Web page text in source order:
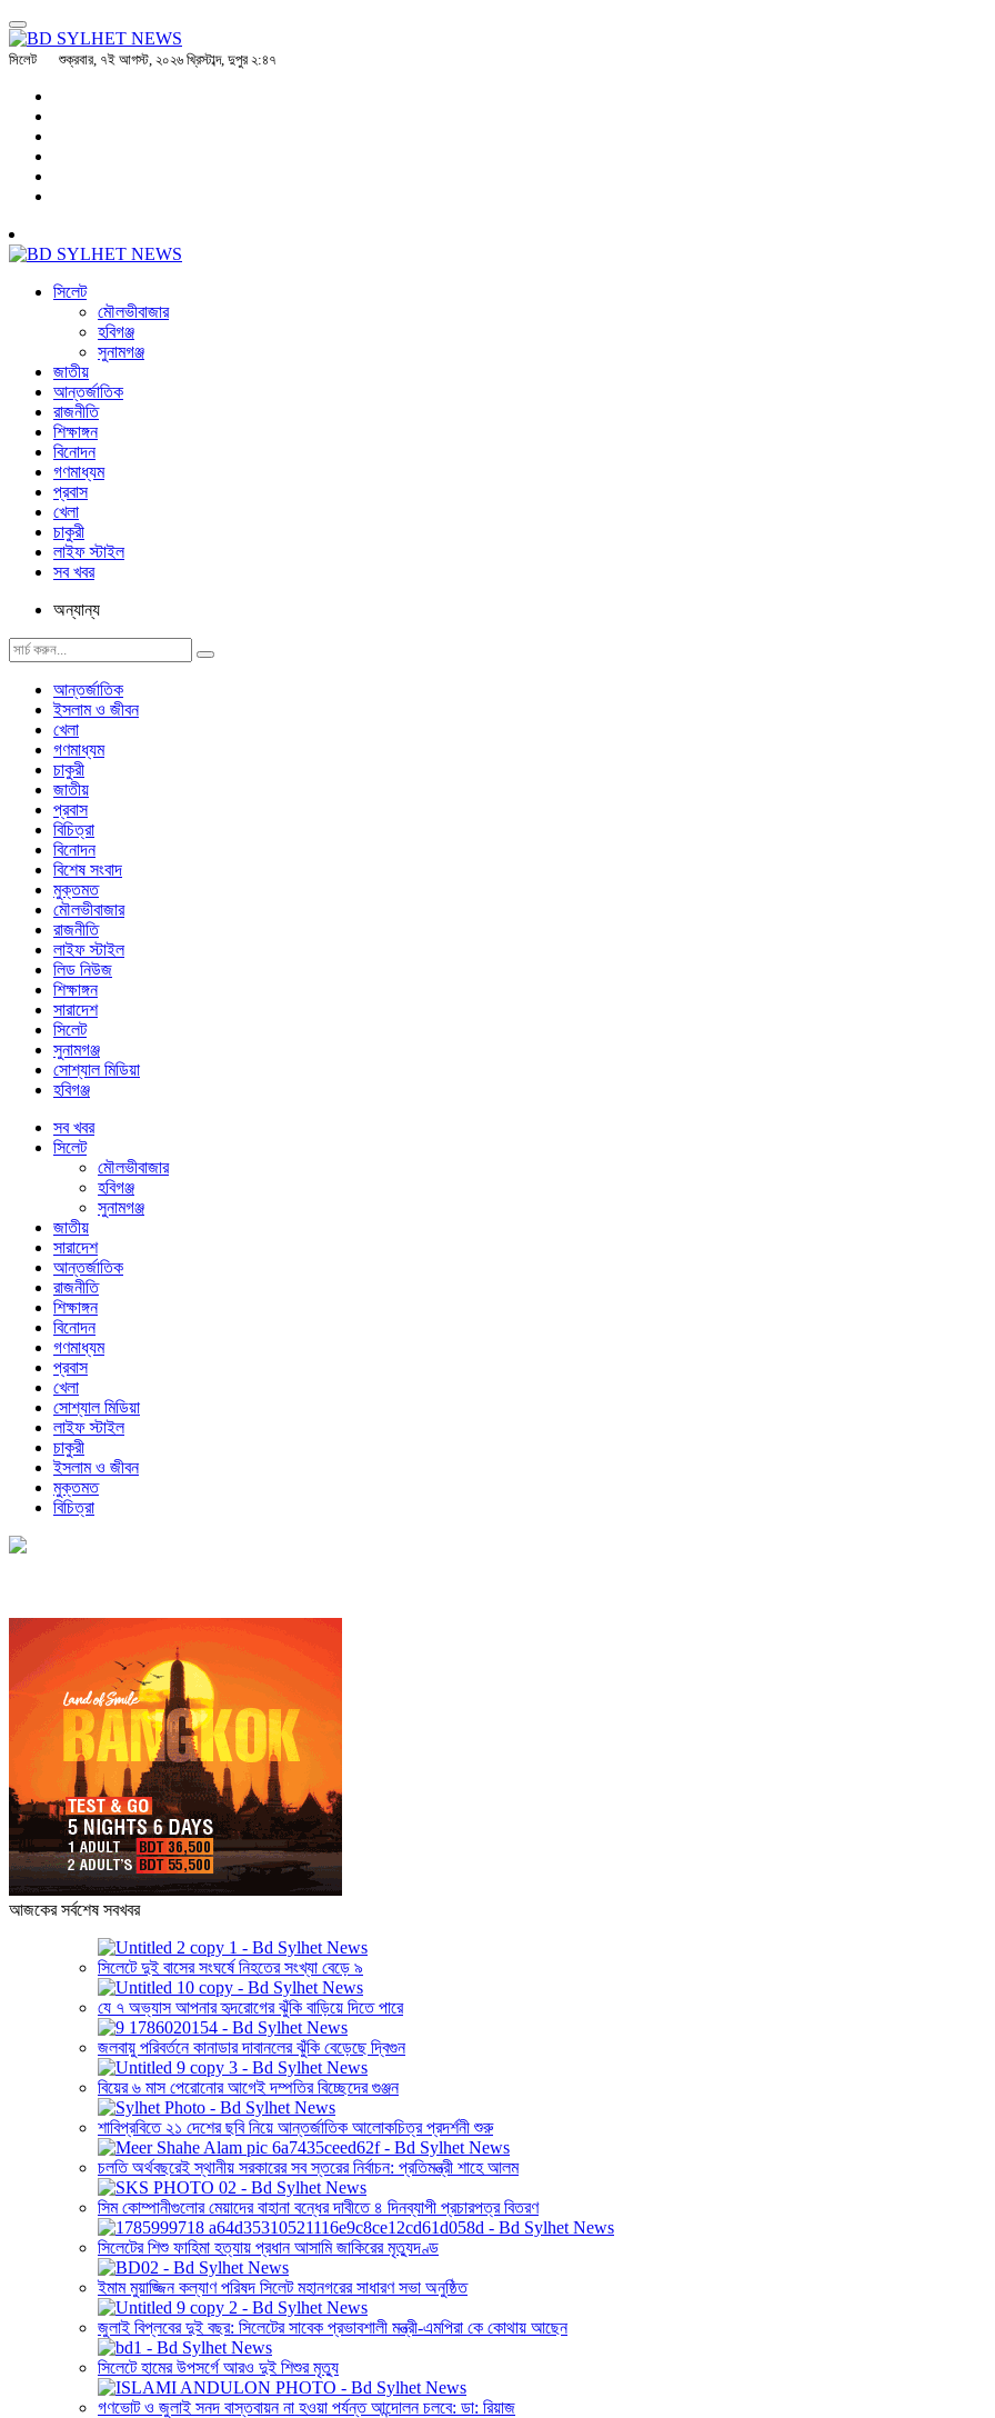
সিলেট শুক্রবার, ৭ই আগস্ট, ২০২৬ খ্রিস্টাব্দ, দুপুর ২:৪৭
সিলেট
মৌলভীবাজার
হবিগঞ্জ
সুনামগঞ্জ
জাতীয়
আন্তর্জাতিক
রাজনীতি
শিক্ষাঙ্গন
বিনোদন
গণমাধ্যম
প্রবাস
খেলা
চাকুরী
লাইফ স্টাইল
সব খবর
অন্যান্য
আন্তর্জাতিক
ইসলাম ও জীবন
খেলা
গণমাধ্যম
চাকুরী
জাতীয়
প্রবাস
বিচিত্রা
বিনোদন
বিশেষ সংবাদ
মুক্তমত
মৌলভীবাজার
রাজনীতি
লাইফ স্টাইল
লিড নিউজ
শিক্ষাঙ্গন
সারাদেশ
সিলেট
সুনামগঞ্জ
সোশ্যাল মিডিয়া
হবিগঞ্জ
সব খবর
সিলেট
মৌলভীবাজার
হবিগঞ্জ
সুনামগঞ্জ
জাতীয়
সারাদেশ
আন্তর্জাতিক
রাজনীতি
শিক্ষাঙ্গন
বিনোদন
গণমাধ্যম
প্রবাস
খেলা
সোশ্যাল মিডিয়া
লাইফ স্টাইল
চাকুরী
ইসলাম ও জীবন
মুক্তমত
বিচিত্রা
আজকের সর্বশেষ সবখবর
সিলেটে দুই বাসের সংঘর্ষে নিহতের সংখ্যা বেড়ে ৯
যে ৭ অভ্যাস আপনার হৃদরোগের ঝুঁকি বাড়িয়ে দিতে পারে
জলবায়ু পরিবর্তনে কানাডার দাবানলের ঝুঁকি বেড়েছে দ্বিগুন
বিয়ের ৬ মাস পেরোনোর আগেই দম্পতির বিচ্ছেদের গুঞ্জন
শাবিপ্রবিতে ২১ দেশের ছবি নিয়ে আন্তর্জাতিক আলোকচিত্র প্রদর্শনী শুরু
চলতি অর্থবছরেই স্থানীয় সরকারের সব স্তরের নির্বাচন: প্রতিমন্ত্রী শাহে আলম
সিম কোম্পানীগুলোর মেয়াদের বাহানা বন্ধের দাবীতে ৪ দিনব্যাপী প্রচারপত্র বিতরণ
সিলেটের শিশু ফাহিমা হত্যায় প্রধান আসামি জাকিরের মৃত্যুদণ্ড
ইমাম মুয়াজ্জিন কল্যাণ পরিষদ সিলেট মহানগরের সাধারণ সভা অনুষ্ঠিত
জুলাই বিপ্লবের দুই বছর: সিলেটের সাবেক প্রভাবশালী মন্ত্রী-এমপিরা কে কোথায় আছেন
সিলেটে হামের উপসর্গে আরও দুই শিশুর মৃত্যু
গণভোট ও জুলাই সনদ বাস্তবায়ন না হওয়া পর্যন্ত আন্দোলন চলবে: ডা: রিয়াজ